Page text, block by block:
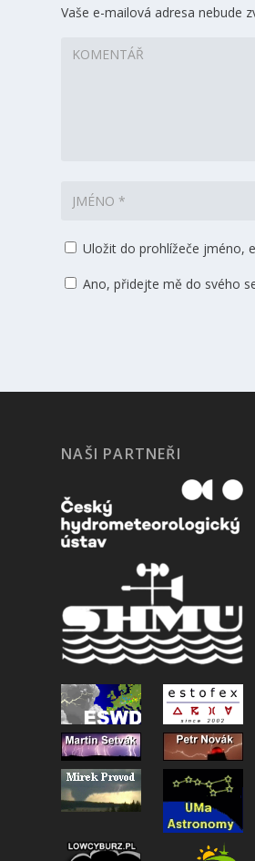
Vaše e-mailová adresa nebude
Uložit do prohlížeče jméno,
Ano, přidejte mě do svého
NAŠI PARTNEŘI